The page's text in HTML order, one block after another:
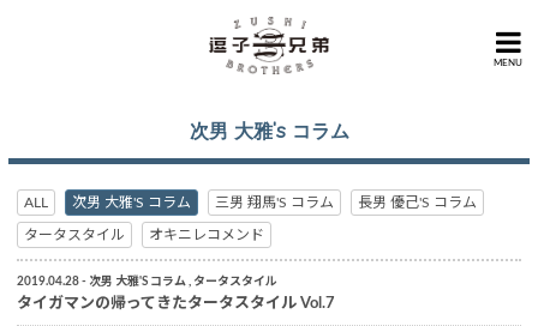
MENU
次男 大雅's コラム
ALL 次男 大雅'S コラム 三男 翔馬'S コラム 長男 優己'S コラム
タータスタイル オキニレコメンド
2019.04.28 次男 大雅'S コラム タータスタイル
タイガマンの帰ってきたタータスタイル Vol.7